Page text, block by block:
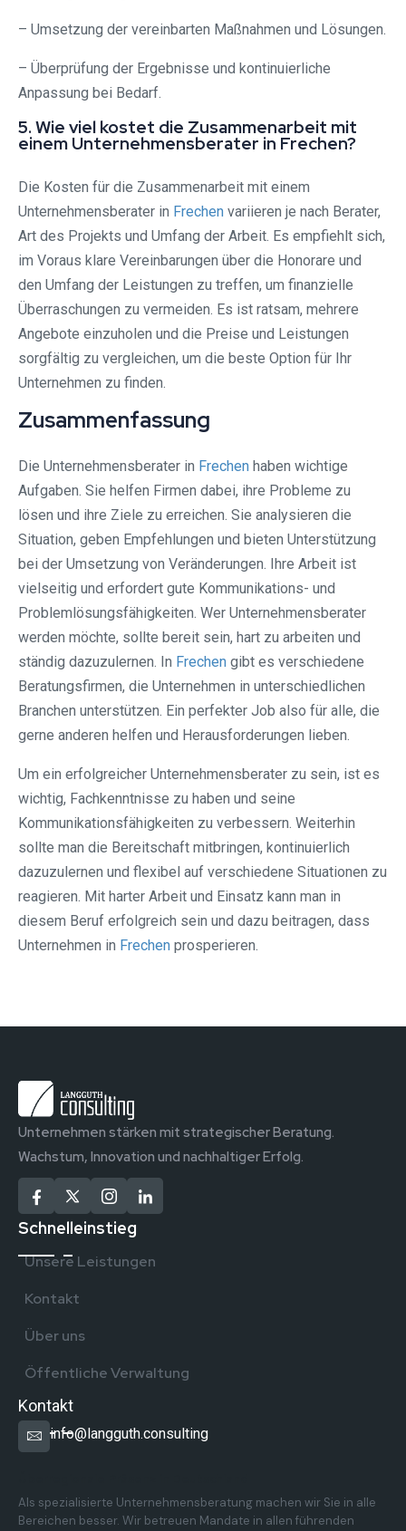
– Umsetzung der vereinbarten Maßnahmen und Lösungen.
– Überprüfung der Ergebnisse und kontinuierliche
Anpassung bei Bedarf.
5. Wie viel kostet die Zusammenarbeit mit
einem Unternehmensberater in Frechen?
Die Kosten für die Zusammenarbeit mit einem
Unternehmensberater in Frechen variieren je nach Berater,
Art des Projekts und Umfang der Arbeit. Es empfiehlt sich,
im Voraus klare Vereinbarungen über die Honorare und
den Umfang der Leistungen zu treffen, um finanzielle
Überraschungen zu vermeiden. Es ist ratsam, mehrere
Angebote einzuholen und die Preise und Leistungen
sorgfältig zu vergleichen, um die beste Option für Ihr
Unternehmen zu finden.
Zusammenfassung
Die Unternehmensberater in Frechen haben wichtige
Aufgaben. Sie helfen Firmen dabei, ihre Probleme zu
lösen und ihre Ziele zu erreichen. Sie analysieren die
Situation, geben Empfehlungen und bieten Unterstützung
bei der Umsetzung von Veränderungen. Ihre Arbeit ist
vielseitig und erfordert gute Kommunikations- und
Problemlösungsfähigkeiten. Wer Unternehmensberater
werden möchte, sollte bereit sein, hart zu arbeiten und
ständig dazuzulernen. In Frechen gibt es verschiedene
Beratungsfirmen, die Unternehmen in unterschiedlichen
Branchen unterstützen. Ein perfekter Job also für alle, die
gerne anderen helfen und Herausforderungen lieben.
Um ein erfolgreicher Unternehmensberater zu sein, ist es
wichtig, Fachkenntnisse zu haben und seine
Kommunikationsfähigkeiten zu verbessern. Weiterhin
sollte man die Bereitschaft mitbringen, kontinuierlich
dazuzulernen und flexibel auf verschiedene Situationen zu
reagieren. Mit harter Arbeit und Einsatz kann man in
diesem Beruf erfolgreich sein und dazu beitragen, dass
Unternehmen in Frechen prosperieren.
Unternehmen stärken mit strategischer Beratung.
Wachstum, Innovation und nachhaltiger Erfolg.
Schnelleinstieg
Unsere Leistungen
Kontakt
Über uns
Öffentliche Verwaltung
Kontakt
info@langguth.consulting
Als spezialisierte Unternehmensberatung machen wir Sie in alle
Bereichen besser. Wir betreuen Mandate in allen führenden